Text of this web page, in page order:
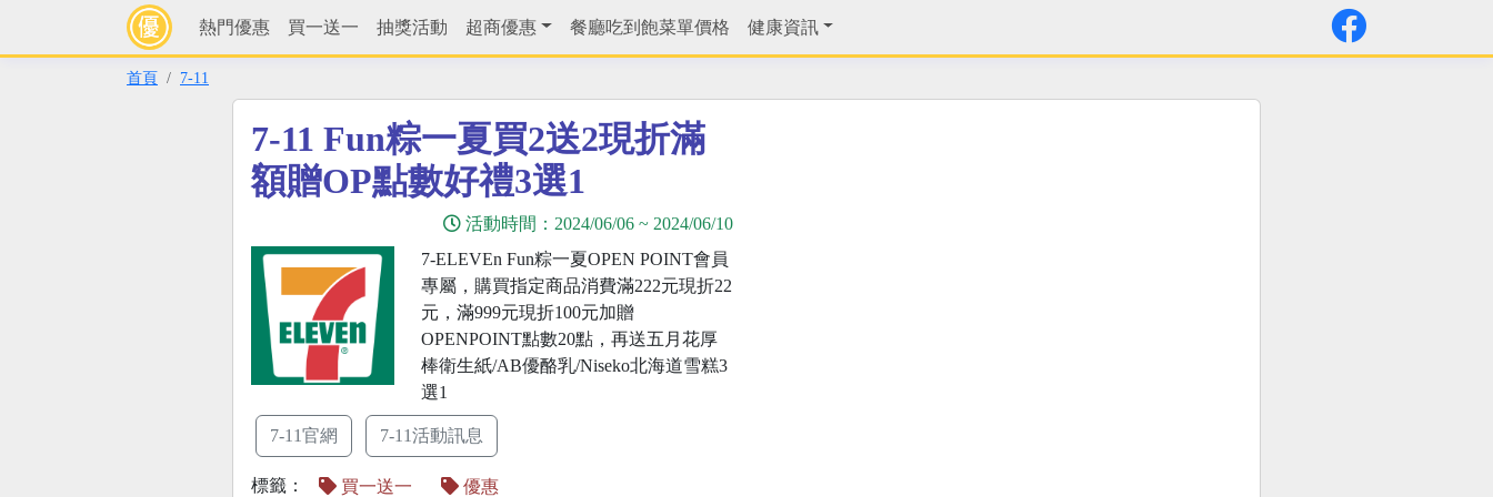
熱門優惠 買一送一 抽獎活動 超商優惠 餐廳吃到飽菜單價格 健康資訊
首頁 7-11
7-11 Fun粽一夏買2送2現折滿
額贈OP點數好禮3選1
活動時間： 2024/06/06 ~ 2024/06/10
7-ELEVEn Fun粽一夏OPEN POINT會員
專屬，購買指定商品消費滿222元現折22
元，滿999元現折100元加贈
OPENPOINT點數20點，再送五月花厚
棒衛生紙/AB優酪乳/Niseko北海道雪糕3
選1
7-11官網 7-11活動訊息
標籤： 買一送一 優惠